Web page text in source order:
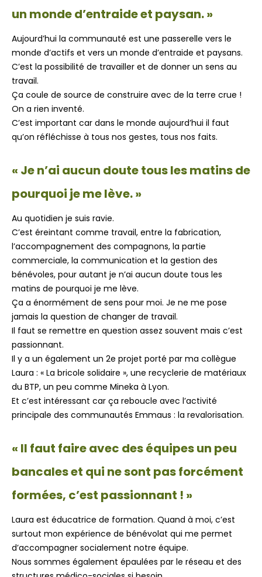
un monde d’entraide et paysan. »
Aujourd’hui la communauté est une passerelle vers le
monde d’actifs et vers un monde d’entraide et paysans.
C’est la possibilité de travailler et de donner un sens au
travail.
Ça coule de source de construire avec de la terre crue !
On a rien inventé.
C’est important car dans le monde aujourd’hui il faut
qu’on réfléchisse à tous nos gestes, tous nos faits.
« Je n’ai aucun doute tous les matins de
pourquoi je me lève. »
Au quotidien je suis ravie.
C’est éreintant comme travail, entre la fabrication,
l’accompagnement des compagnons, la partie
commerciale, la communication et la gestion des
bénévoles, pour autant je n’ai aucun doute tous les
matins de pourquoi je me lève.
Ça a énormément de sens pour moi. Je ne me pose
jamais la question de changer de travail.
Il faut se remettre en question assez souvent mais c’est
passionnant.
Il y a un également un 2e projet porté par ma collègue
Laura : « La bricole solidaire », une recyclerie de matériaux
du BTP, un peu comme Mineka à Lyon.
Et c’est intéressant car ça reboucle avec l’activité
principale des communautés Emmaus : la revalorisation.
« Il faut faire avec des équipes un peu
bancales et qui ne sont pas forcément
formées, c’est passionnant ! »
Laura est éducatrice de formation. Quand à moi, c’est
surtout mon expérience de bénévolat qui me permet
d’accompagner socialement notre équipe.
Nous sommes également épaulées par le réseau et des